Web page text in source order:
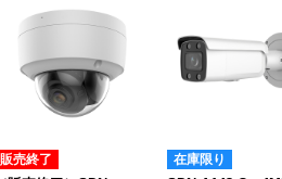
販売終了 在庫限り